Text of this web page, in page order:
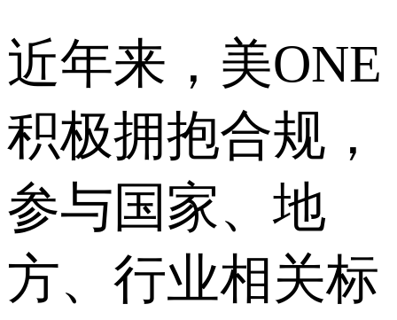
近年来，美ONE
积极拥抱合规，
参与国家、地
方、行业相关标